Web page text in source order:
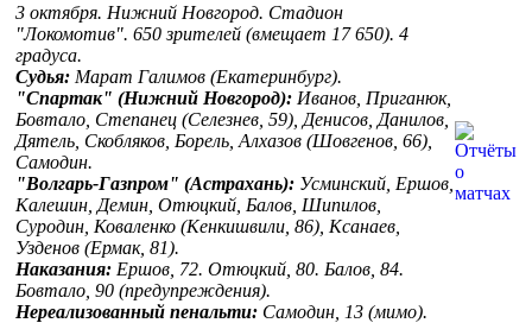
3 октября. Нижний Новгород. Стадион
"Локомотив". 650 зрителей (вмещает 17 650). 4
градуса.
Судья: Марат Галимов (Екатеринбург).
"Спартак" (Нижний Новгород): Иванов, Приганюк,
Бовтало, Степанец (Селезнев, 59), Денисов, Данилов,
Дятель, Скобляков, Борель, Алхазов (Шовгенов, 66),
Самодин.
"Волгарь-Газпром" (Астрахань): Усминский, Ершов,
Калешин, Демин, Отюцкий, Балов, Шипилов,
Суродин, Коваленко (Кенкишвили, 86), Ксанаев,
Узденов (Ермак, 81).
Наказания: Ершов, 72. Отюцкий, 80. Балов, 84.
Бовтало, 90 (предупреждения).
Нереализованный пенальти: Самодин, 13 (мимо).